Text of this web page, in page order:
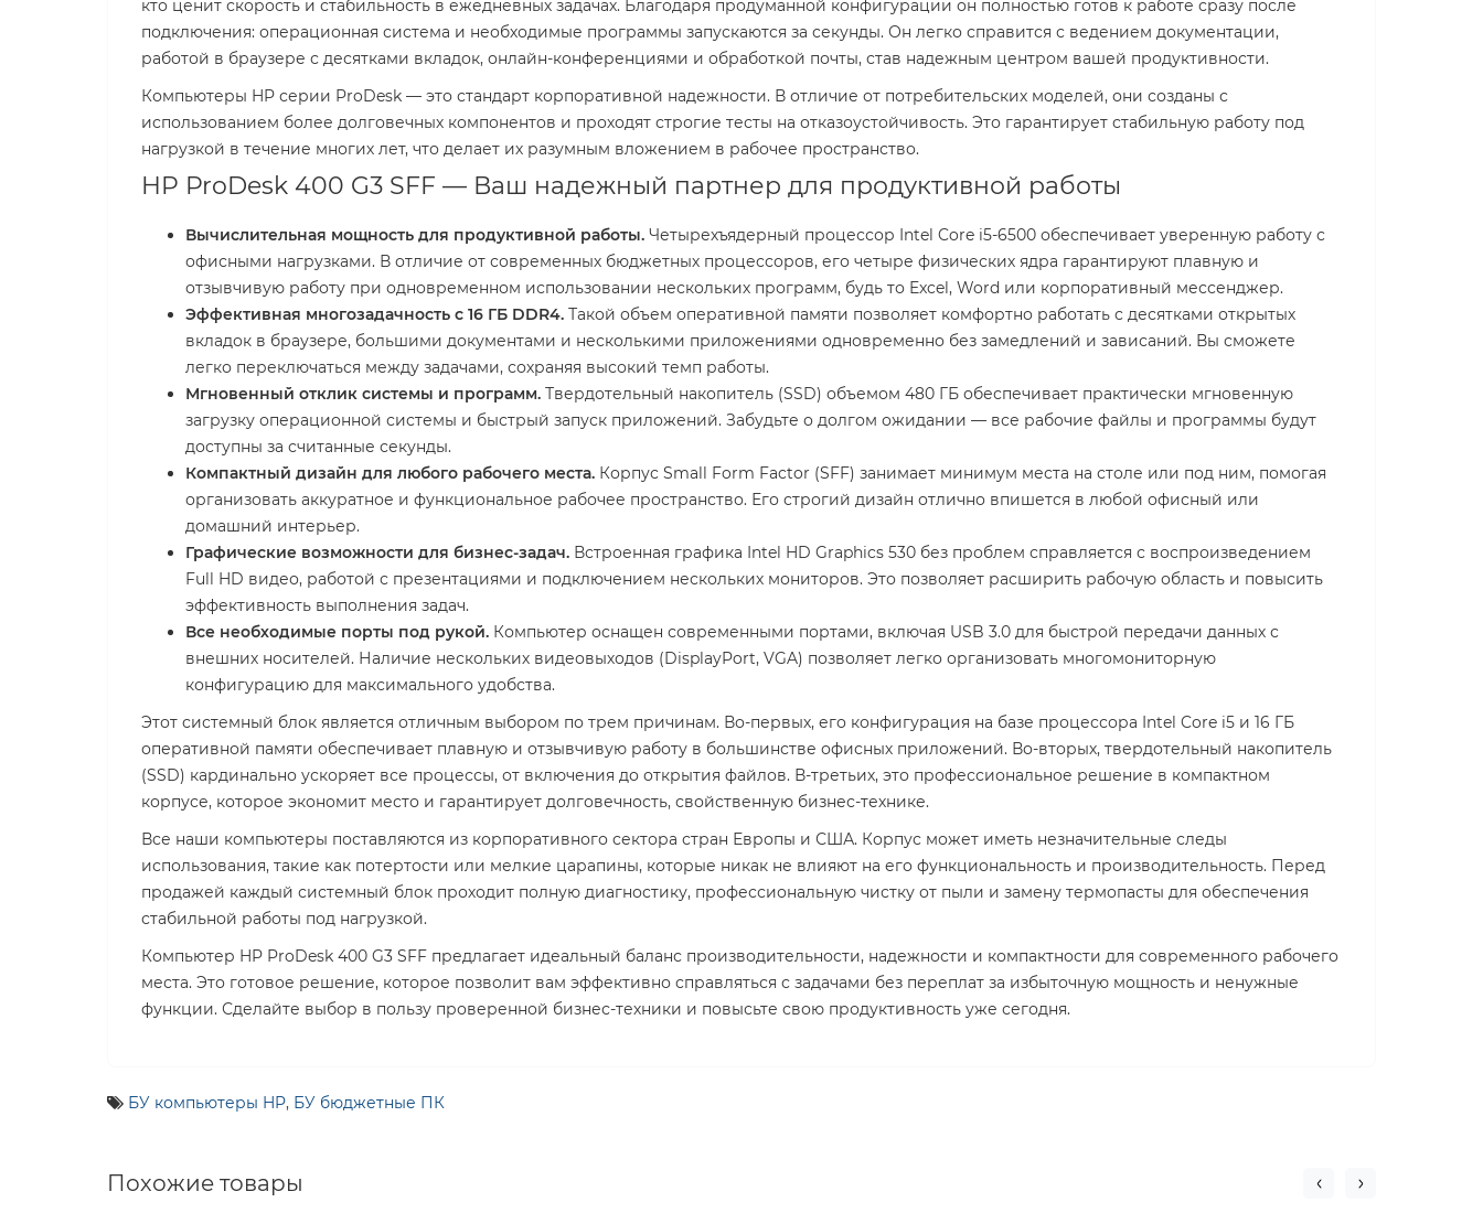
кто ценит скорость и стабильность в ежедневных задачах. Благодаря продуманной конфигурации он полностью готов к работе сразу после
подключения: операционная система и необходимые программы запускаются за секунды. Он легко справится с ведением документации,
работой в браузере с десятками вкладок, онлайн-конференциями и обработкой почты, став надежным центром вашей продуктивности.
Компьютеры HP серии ProDesk — это стандарт корпоративной надежности. В отличие от потребительских моделей, они созданы с
использованием более долговечных компонентов и проходят строгие тесты на отказоустойчивость. Это гарантирует стабильную работу под
нагрузкой в течение многих лет, что делает их разумным вложением в рабочее пространство.
HP ProDesk 400 G3 SFF — Ваш надежный партнер для продуктивной работы
Вычислительная мощность для продуктивной работы. Четырехъядерный процессор Intel Core i5-6500 обеспечивает уверенную работу с
офисными нагрузками. В отличие от современных бюджетных процессоров, его четыре физических ядра гарантируют плавную и
отзывчивую работу при одновременном использовании нескольких программ, будь то Excel, Word или корпоративный мессенджер.
Эффективная многозадачность с 16 ГБ DDR4. Такой объем оперативной памяти позволяет комфортно работать с десятками открытых
вкладок в браузере, большими документами и несколькими приложениями одновременно без замедлений и зависаний. Вы сможете
легко переключаться между задачами, сохраняя высокий темп работы.
Мгновенный отклик системы и программ. Твердотельный накопитель (SSD) объемом 480 ГБ обеспечивает практически мгновенную
загрузку операционной системы и быстрый запуск приложений. Забудьте о долгом ожидании — все рабочие файлы и программы будут
доступны за считанные секунды.
Компактный дизайн для любого рабочего места. Корпус Small Form Factor (SFF) занимает минимум места на столе или под ним, помогая
организовать аккуратное и функциональное рабочее пространство. Его строгий дизайн отлично впишется в любой офисный или
домашний интерьер.
Графические возможности для бизнес-задач. Встроенная графика Intel HD Graphics 530 без проблем справляется с воспроизведением
Full HD видео, работой с презентациями и подключением нескольких мониторов. Это позволяет расширить рабочую область и повысить
эффективность выполнения задач.
Все необходимые порты под рукой. Компьютер оснащен современными портами, включая USB 3.0 для быстрой передачи данных с
внешних носителей. Наличие нескольких видеовыходов (DisplayPort, VGA) позволяет легко организовать многомониторную
конфигурацию для максимального удобства.
Этот системный блок является отличным выбором по трем причинам. Во-первых, его конфигурация на базе процессора Intel Core i5 и 16 ГБ
оперативной памяти обеспечивает плавную и отзывчивую работу в большинстве офисных приложений. Во-вторых, твердотельный накопитель
(SSD) кардинально ускоряет все процессы, от включения до открытия файлов. В-третьих, это профессиональное решение в компактном
корпусе, которое экономит место и гарантирует долговечность, свойственную бизнес-технике.
Все наши компьютеры поставляются из корпоративного сектора стран Европы и США. Корпус может иметь незначительные следы
использования, такие как потертости или мелкие царапины, которые никак не влияют на его функциональность и производительность. Перед
продажей каждый системный блок проходит полную диагностику, профессиональную чистку от пыли и замену термопасты для обеспечения
стабильной работы под нагрузкой.
Компьютер HP ProDesk 400 G3 SFF предлагает идеальный баланс производительности, надежности и компактности для современного рабочего
места. Это готовое решение, которое позволит вам эффективно справляться с задачами без переплат за избыточную мощность и ненужные
функции. Сделайте выбор в пользу проверенной бизнес-техники и повысьте свою продуктивность уже сегодня.
БУ компьютеры HP, БУ бюджетные ПК
Похожие товары